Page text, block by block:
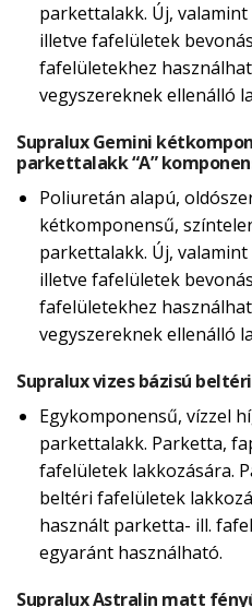
parkettalakk. Új,
illetve fafelületek
fafelületekhez
vegyszereknek ellenálló
Supralux Gemini
parkettalakk “A”
Poliuretán alapú,
kétkomponensű,
parkettalakk. Új,
illetve fafelületek
fafelületekhez
vegyszereknek ellenálló
Supralux vizes bázisú
Egykomponensű, vízzel
parkettalakk. Parketta,
fafelületek lakkozására.
beltéri fafelületek
használt parketta- ill.
egyaránt használható.
Supralux Astralin matt